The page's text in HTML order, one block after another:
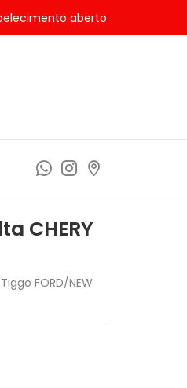
aberto
CHERY
FORD/NEW